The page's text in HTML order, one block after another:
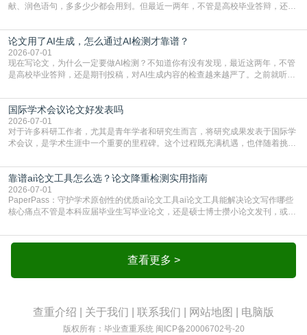
献、润色语句，多多少少都会用到。但最近一两年，不管是高校毕业答辩，还是
须加做AI查重。很多人分不清，AI查重和普通查重到底有啥区别？这里说透：普
通查重查的是你的文字和已公开文献的重复比例，防的是抄袭；AI查重查的是你
的内容里，有多少是AI生成的，防的是过
论文用了AI生成，怎么通过AI检测才靠谱？
2026-07-01
现在写论文，为什么一定要做AI检测？不知道你有没有发现，最近这两年，不管
是高校毕业答辩，还是期刊投稿，对AI生成内容的检查越来越严了。之前就听身
要求修改，还差点被判定学术不规范，真的太冤了。现在国内多数高校和核心期
刊，都已经明确出台了相关规定：如果使用AI生成内容辅助写作，必须明确标
注，未标注的AI生成内容会被认定为不符合学
国际学术会议论文好发表吗
2026-07-01
对于许多科研工作者，尤其是青年学者和研究生而言，将研究成果发表于国际学
术会议，是学术生涯中一个重要的里程碑。这个过程既充满机遇，也伴随着挑
疑问：国际学术会议论文到底好不好发表？其价值和难度究竟如何衡量。本篇
AEIC学术交流中心小编就为大家介绍“国际学术会议论文好发表吗”。一、会议论
文发表的相对优势与期刊论文相比，国际会议论文的发
靠谱ai论文工具怎么选？论文降重检测实用指南
2026-07-01
PaperPass：守护学术原创性的优质ai论文工具ai论文工具能解决论文写作哪些
核心痛点不管是本科应届毕业生写毕业论文，还是硕士博士攒小论文发刊，或是
自己逐句读逐句改，熬好几个大夜不说，还经常改不到点上，交上去才发现重复
率超标，再返工太折腾。现在有了成熟的ai论文工具，这些痛点基本都能高效解
决。靠谱的ai论文工具，不止能帮你梳查看更多 >
查重介绍 关于我们 联系我们 网站地图 电脑版
版权所有：毕业查重系统 闽ICP备20006702号-20